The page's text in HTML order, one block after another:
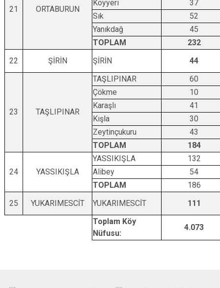
21 ORTABURUN
Köyyeri
37
Sık
52
Yanıkdağ
45
TOPLAM
232
22
ŞİRİN ŞİRİN 44
23 TAŞLIPINAR
TAŞLIPINAR
60
Çökme
10
Karaşlı
41
Kışla
30
Zeytinçukuru
43
TOPLAM
184
24 YASSIKIŞLA
YASSIKIŞLA
132
Alibey
54
TOPLAM
186
25
YUKARIMESCİT YUKARIMESCİT
111
Toplam Köy
Nüfusu:
4.073